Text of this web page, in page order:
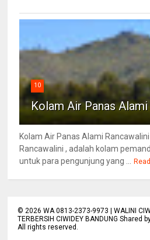
10
Kolam Air Panas
Kolam Air Panas Alami
Rancawalini , adalah kolam
untuk para pengunjung yang ...
© 2026 WA 0813-2373-9973 | WALINI
TERBERSIH CIWIDEY BANDUNG Shared
All rights reserved.